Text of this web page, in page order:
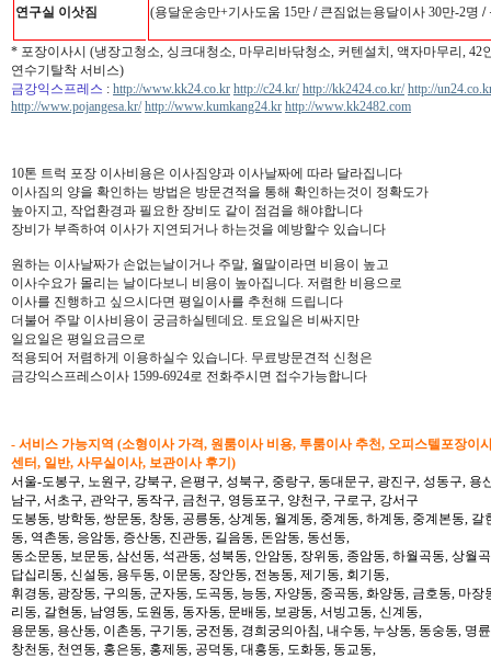
연구실 이삿짐 (용달운송만+기사도움 15만 /큰짐없는용달이사 30만-2명 /
* 포장이사시 (냉장고청소, 싱크대청소, 마무리바닦청소, 커텐설치, 액자마무리,
연수기탈착 서비스)
금강익스프레스 : http://www.kk24.co.kr http://c24.kr/ http://kk2424.co.kr/ http://
http://www.pojangesa.kr/ http://www.kumkang24.kr http://www.kk2482.com
10톤 트럭 포장 이사비용은 이사짐양과 이사날짜에 따라 달라집니다
이사짐의 양을 확인하는 방법은 방문견적을 통해 확인하는것이 정확도가
높아지고, 작업환경과 필요한 장비도 같이 점검을 해야합니다
장비가 부족하여 이사가 지연되거나 하는것을 예방할수 있습니다
원하는 이사날짜가 손없는날이거나 주말, 월말이라면 비용이 높고
이사수요가 몰리는 날이다보니 비용이 높아집니다. 저렴한 비용으로
이사를 진행하고 싶으시다면 평일이사를 추천해 드립니다
더불어 주말 이사비용이 궁금하실텐데요. 토요일은 비싸지만
일요일은 평일요금으로
적용되어 저렴하게 이용하실수 있습니다. 무료방문견적 신청은
금강익스프레스이사 1599-6924로 전화주시면 접수가능합니다
- 서비스 가능지역 (소형이사 가격, 원룸이사 비용, 투룸이사 추천, 오피스텔포장이
센터, 일반, 사무실이사, 보관이사 후기)
서울-도봉구, 노원구, 강북구, 은평구, 성북구, 중랑구, 동대문구, 광진구, 성동구,
남구, 서초구, 관악구, 동작구, 금천구, 영등포구, 양천구, 구로구, 강서구
도봉동, 방학동, 쌍문동, 창동, 공릉동, 상계동, 월계동, 중계동, 하계동, 중계본동,
동, 역촌동, 응암동, 증산동, 진관동, 길음동, 돈암동, 동선동,
동소문동, 보문동, 삼선동, 석관동, 성북동, 안암동, 장위동, 종암동, 하월곡동, 상월
답십리동, 신설동, 용두동, 이문동, 장안동, 전농동, 제기동, 회기동,
휘경동, 광장동, 구의동, 군자동, 도곡동, 능동, 자양동, 중곡동, 화양동, 금호동, 마
리동, 갈현동, 남영동, 도원동, 동자동, 문배동, 보광동, 서빙고동, 신계동,
용문동, 용산동, 이촌동, 구기동, 궁전동, 경희궁의아침, 내수동, 누상동, 동숭동, 명
창천동, 천연동, 홍은동, 홍제동, 공덕동, 대흥동, 도화동, 동교동,